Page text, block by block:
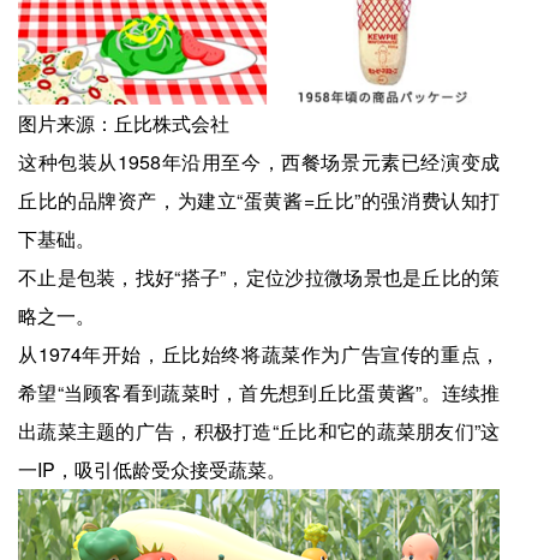
图片来源：丘比株式会社
这种包装从1958年沿用至今，西餐场景元素已经演变成
丘比的品牌资产，为建立“蛋黄酱=丘比”的强消费认知打
下基础。
不止是包装，找好“搭子”，定位沙拉微场景也是丘比的策
略之一。
从1974年开始，丘比始终将蔬菜作为广告宣传的重点，
希望“当顾客看到蔬菜时，首先想到丘比蛋黄酱”。连续推
出蔬菜主题的广告，积极打造“丘比和它的蔬菜朋友们”这
一IP，吸引低龄受众接受蔬菜。